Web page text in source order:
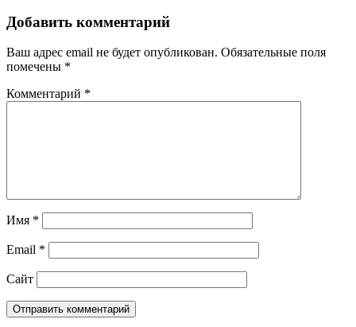
Добавить комментарий
Ваш адрес email не будет опубликован. Обязательные поля
помечены *
Комментарий *
Имя *
Email *
Сайт